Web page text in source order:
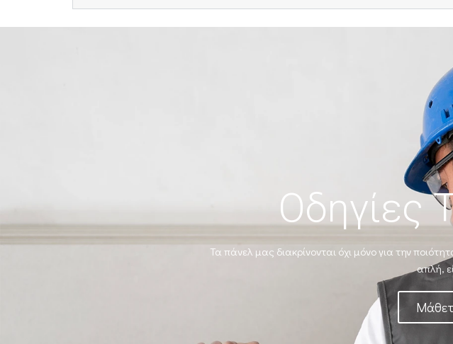
Οδηγίες
Τα πάνελ μας διακρίνονται όχι μόνο για την
απλή,